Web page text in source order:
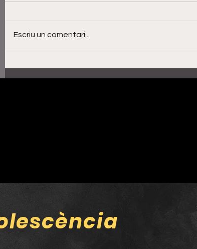
Al·lèrgiques al pol·len
obren nova etapa amb
Escriu un comentari...